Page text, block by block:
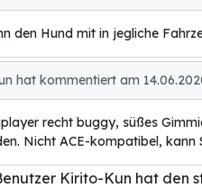
den Hund mit in jegliche
hat kommentiert am
recht buggy, süßes
Nicht ACE-kompatibel, kann
Kirito-Kun hat den